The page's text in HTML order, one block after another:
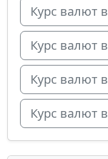
Курс валют
Курс валют
Курс валют
Курс валют